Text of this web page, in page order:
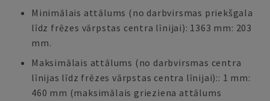
Minimālais attālums (no darbvirsmas priekšgala
līdz frēzes vārpstas centra līnijai): 1363 mm: 203
mm.
Maksimālais attālums (no darbvirsmas centra
līnijas līdz frēzes vārpstas centra līnijai):: 1 mm:
460 mm (maksimālais grieziena attālums